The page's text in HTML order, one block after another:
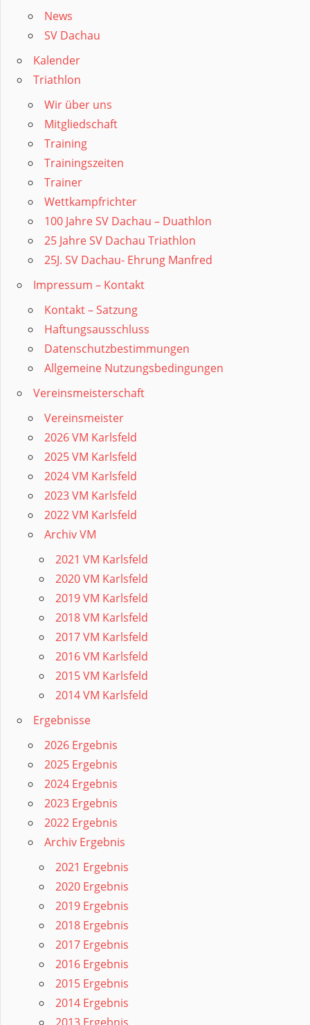
News
SV Dachau
Kalender
Triathlon
Wir über uns
Mitgliedschaft
Training
Trainingszeiten
Trainer
Wettkampfrichter
100 Jahre SV Dachau – Duathlon
25 Jahre SV Dachau Triathlon
25J. SV Dachau- Ehrung Manfred
Impressum – Kontakt
Kontakt – Satzung
Haftungsausschluss
Datenschutzbestimmungen
Allgemeine Nutzungsbedingungen
Vereinsmeisterschaft
Vereinsmeister
2026 VM Karlsfeld
2025 VM Karlsfeld
2024 VM Karlsfeld
2023 VM Karlsfeld
2022 VM Karlsfeld
Archiv VM
2021 VM Karlsfeld
2020 VM Karlsfeld
2019 VM Karlsfeld
2018 VM Karlsfeld
2017 VM Karlsfeld
2016 VM Karlsfeld
2015 VM Karlsfeld
2014 VM Karlsfeld
Ergebnisse
2026 Ergebnis
2025 Ergebnis
2024 Ergebnis
2023 Ergebnis
2022 Ergebnis
Archiv Ergebnis
2021 Ergebnis
2020 Ergebnis
2019 Ergebnis
2018 Ergebnis
2017 Ergebnis
2016 Ergebnis
2015 Ergebnis
2014 Ergebnis